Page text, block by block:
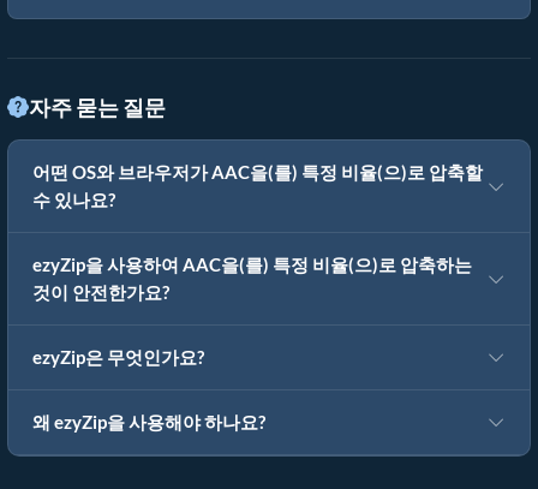
자주 묻는 질문
어떤 OS와 브라우저가 AAC을(를) 특정 비율(으)로 압축할
수 있나요?
ezyZip을 사용하여 AAC을(를) 특정 비율(으)로 압축하는
것이 안전한가요?
ezyZip은 무엇인가요?
왜 ezyZip을 사용해야 하나요?